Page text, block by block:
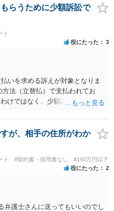
れに対する遅延損害金の支払い
要な法的手続を直ちに講じま
の他法令上認められる金員につ
あらかじめ申し添えます。 本件
よって生じた返還義務の履行を
先との取引関係や返金時期など
発生や履行時期には何ら影響を
、本件の解決を不必要に遅延さ
返金手続を履行されるよう、強
らうために少額訴訟で
ト
役にたった 3
いを求める訴えが対象となりま
法（立替払）で支払われてお
けではなく、少額訴訟は使えな
られますが、まずは後払い決済
証拠の写しとともに）支払拒絶
を行ってきた場合には全面的に
かと思います。弁護士会の相談
士（消費者保護委員会に所属し
めします。
が、相手の住所がわか
ト #契約書・借用書なし #140万円以下
役にたった 2
弁護士さんに送ってもいいのでし